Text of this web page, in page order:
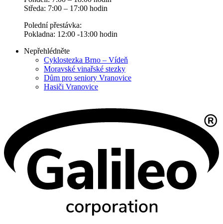
Středa: 7:00 – 17:00 hodin
Polední přestávka:
Pokladna: 12:00 -13:00 hodin
Nepřehlédněte
Cyklostezka Brno – Vídeň
Moravské vinařské stezky
Dům pro seniory Vranovice
Hasiči Vranovice